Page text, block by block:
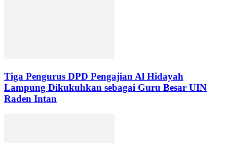
Tiga Pengurus DPD Pengajian Al Hidayah
Lampung Dikukuhkan sebagai Guru Besar UIN
Raden Intan